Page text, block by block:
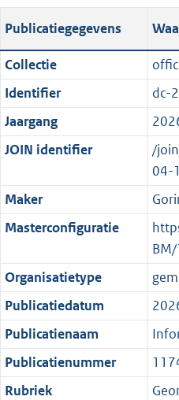
l
i
c
a
t
i
i
n
f
r
m
a
a
t
o
t
t
e
:
4
b
b
l
i
c
a
t
e
i
n
o
r
m
a
a
t
o
o
t
t
e
:
n
e
e
n
d
s
t
s
r
o
t
t
:
Publicatiegegevens
Collectie
Identifier
dc-
Jaargang
JOIN identifier
/
04-
Maker
Masterconfiguratie
Organisatietype
Publicatiedatum
Publicatienaam
Publicatienummer
Rubriek